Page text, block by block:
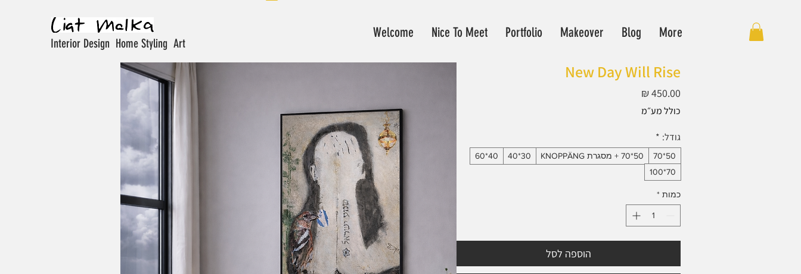
Interior Design Home Styling Art
Welcome Nice To Meet Portfolio Makeover Blog More
New Day Will Rise
כולל מע״מ
גודל: *
50*70 50*70 + מסגרת KNOPPÄNG 30*40
40*60
70*100
כמות *
הוספה לסל